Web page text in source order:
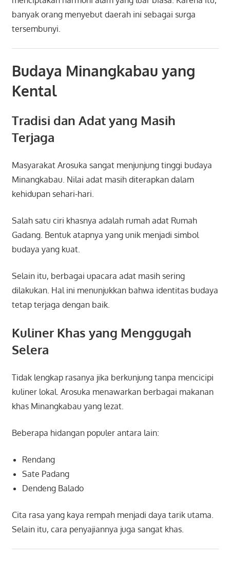
banyak orang menyebut daerah ini sebagai surga
tersembunyi.
Budaya Minangkabau yang
Kental
Tradisi dan Adat yang Masih
Terjaga
Masyarakat Arosuka sangat menjunjung tinggi budaya
Minangkabau. Nilai adat masih diterapkan dalam
kehidupan sehari-hari.
Salah satu ciri khasnya adalah rumah adat Rumah
Gadang. Bentuk atapnya yang unik menjadi simbol
budaya yang kuat.
Selain itu, berbagai upacara adat masih sering
dilakukan. Hal ini menunjukkan bahwa identitas budaya
tetap terjaga dengan baik.
Kuliner Khas yang Menggugah
Selera
Tidak lengkap rasanya jika berkunjung tanpa mencicipi
kuliner lokal. Arosuka menawarkan berbagai makanan
khas Minangkabau yang lezat.
Beberapa hidangan populer antara lain:
Rendang
Sate Padang
Dendeng Balado
Cita rasa yang kaya rempah menjadi daya tarik utama.
Selain itu, cara penyajiannya juga sangat khas.